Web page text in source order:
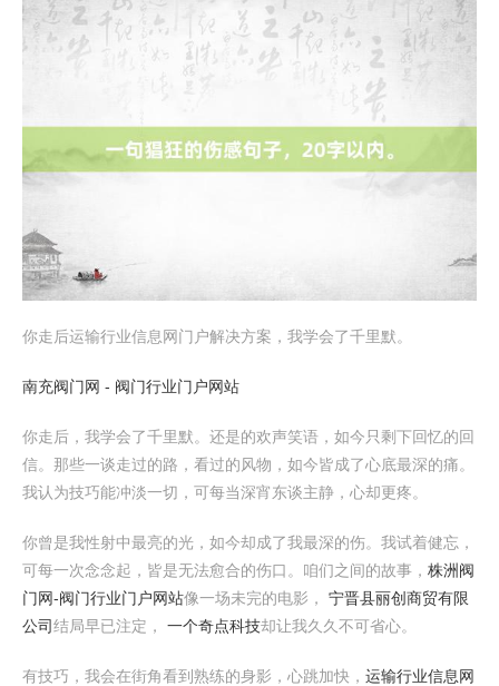
你走后运输行业信息网门户解决方案，我学会了千里默。
南充阀门网 - 阀门行业门户网站
你走后，我学会了千里默。还是的欢声笑语，如今只剩下回忆的回
信。那些一谈走过的路，看过的风物，如今皆成了心底最深的痛。
我认为技巧能冲淡一切，可每当深宵东谈主静，心却更疼。
你曾是我性射中最亮的光，如今却成了我最深的伤。我试着健忘，
可每一次念念起，皆是无法愈合的伤口。咱们之间的故事， 株洲阀
门网-阀门行业门户网站像一场未完的电影， 宁晋县丽创商贸有限
公司结局早已注定， 一个奇点科技却让我久久不可省心。
有技巧，我会在街角看到熟练的身影，心跳加快， 运输行业信息网